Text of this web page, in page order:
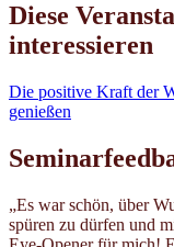
Diese
interessieren
Die positive Kraft der
genießen
„Es war schön, über
spüren zu dürfen und